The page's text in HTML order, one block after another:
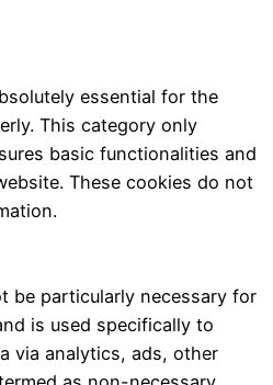
essential for the
This category only
basic functionalities and
These cookies do not
be particularly necessary for
is used specifically to
via analytics, ads, other